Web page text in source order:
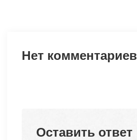
Нет комментариев
Оставить ответ